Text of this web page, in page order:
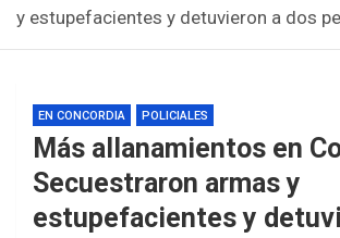
y estupefacientes y detuvieron a dos
EN CONCORDIA POLICIALES
Más allanamientos en
Secuestraron armas y
estupefacientes y